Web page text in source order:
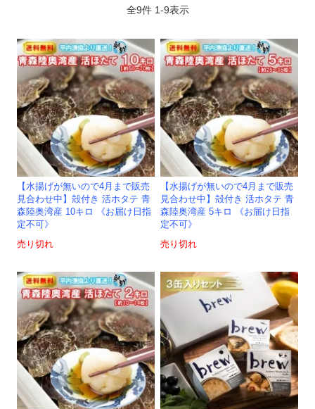
全9件 1-9表示
【水揚げが無いので4月まで販売
見合わせ中】殻付き 活ホタテ 青
森陸奥湾産 10キロ 《お届け日指
定不可》
売り切れ
【水揚げが無いので4月まで販売
見合わせ中】殻付き 活ホタテ 青
森陸奥湾産 5キロ 《お届け日指
定不可》
売り切れ